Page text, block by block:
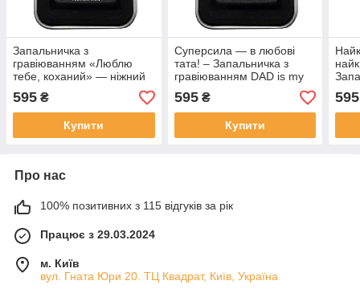
Запальничка з
гравіюванням «Люблю
тебе, коханий» — ніжний
аксесуар з почуттями 💞
595 ₴
Купити
Суперсила — в любові
тата! – Запальничка з
гравіюванням DAD is my
Superhero, що зігріває не
тільки руки, а й душу
595₴
Купити
595
Про нас
100% позитивних з 115 відгуків за рік
Працює з 29.03.2024
м. Київ
вул. Гната Юри 20. ТЦ Квадрат, Київ, Україна